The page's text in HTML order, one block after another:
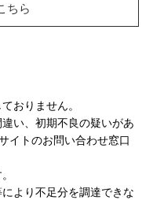
ちら
おりません。
い、初期不良の疑いがあ
イトのお問い合わせ窓口
より不足分を調達できな